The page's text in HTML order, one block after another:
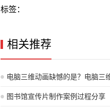
标签：
相关推荐
电脑三维动画缺憾的是？电脑三
处？
图书馆宣传片制作案例过程分享